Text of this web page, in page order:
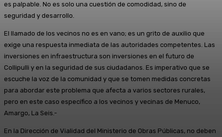
es palpable. No es solo una cuestión de comodidad, sino de
seguridad y desarrollo.
El llamado de los vecinos no es en vano; es un grito de auxilio que
exige una respuesta inmediata de las autoridades competentes. Las
inversiones en infraestructura son inversiones en el futuro de
Collipulli y en la seguridad de sus ciudadanos. Es imperativo que se
escuche la voz de la comunidad y que se tomen medidas concretas
para abordar este problema que afecta a varios sectores rurales,
pero en este caso específico a los vecinos y vecinas de Menuco,
Amargo, La Seis.-
En la Dirección de Vialidad del Ministerio de Obras Públicas, no deben